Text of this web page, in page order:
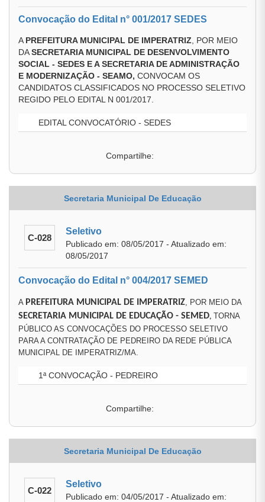
Convocação do Edital n° 001/2017 SEDES
A PREFEITURA MUNICIPAL DE IMPERATRIZ , POR MEIO
DASECRETARIA MUNICIPAL DE DESENVOLVIMENTO
SOCIAL - SEDES E A SECRETARIA DE ADMINISTRAÇÃO
E MODERNIZAÇÃO - SEAMO, CONVOCAM OS
CANDIDATOS CLASSIFICADOS NO PROCESSO SELETIVO
REGIDO PELO EDITAL N 001/2017.
EDITAL CONVOCATÓRIO - SEDES
Compartilhe:
Secretaria Municipal De Educação
C-028
Seletivo
Publicado em: 08/05/2017 - Atualizado em:
08/05/2017
Convocação do Edital n° 004/2017 SEMED
A PREFEITURA MUNICIPAL DE IMPERATRIZ, POR MEIO DA
SECRETARIA MUNICIPAL DE EDUCAÇÃO - SEMED, TORNA
PÚBLICO AS CONVOCAÇÕES DO PROCESSO SELETIVO
PARA A CONTRATAÇÃO DE PEDREIRO DA REDE PÚBLICA
MUNICIPAL DE IMPERATRIZ/MA.
1ª CONVOCAÇÃO - PEDREIRO
Compartilhe:
Secretaria Municipal De Educação
C-022
Seletivo
Publicado em: 04/05/2017 - Atualizado em: